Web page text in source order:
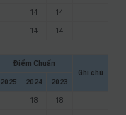
14 14
14 14
Điểm Chuẩn
Ghi chú
2025
2024 2023
18 18